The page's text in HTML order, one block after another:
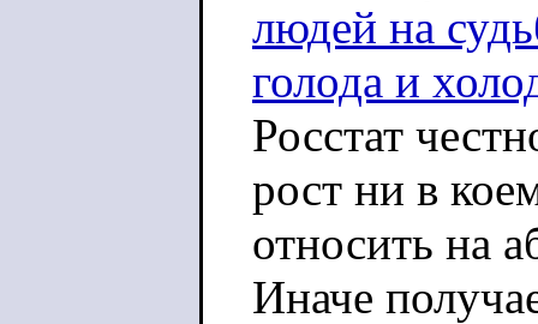
людей на
голода и
Росстат
рост ни в
относить на
Иначе